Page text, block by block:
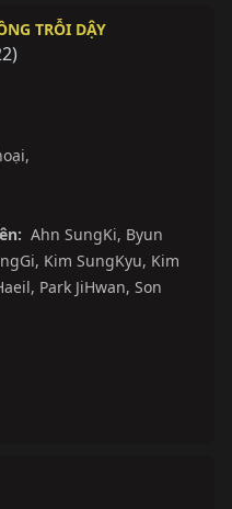
TRỖI DẬY
)
,
Ahn SungKi, Byun
, Kim SungKyu, Kim
, Park JiHwan, Son